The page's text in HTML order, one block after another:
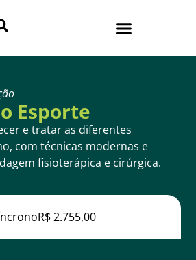
Esporte
e tratar as diferentes
com técnicas modernas e
fisioterápica e cirúrgica.
R$ 2.755,00